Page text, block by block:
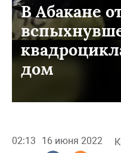
В Абакане
дом
02:13 16 июня 2022